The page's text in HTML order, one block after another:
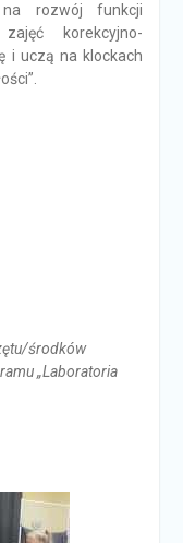
rozwój funkcji
korekcyjno-
i uczą na klockach
środków
„Laboratoria